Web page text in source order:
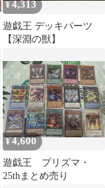
¥4,313
遊戯王 デッキパーツ
【深淵の獣】
¥4,600
遊戯王 プリズマ・
25thまとめ売り